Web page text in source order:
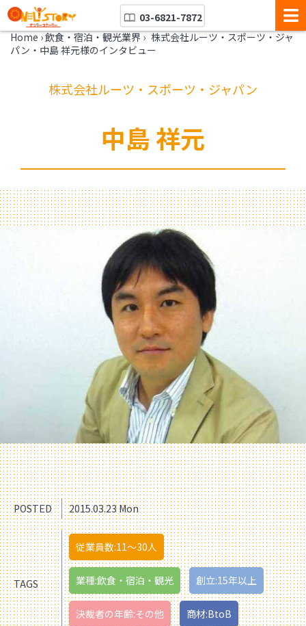
03-6821-7872
Home ›飲食・宿泊・観光業界 › 株式会社ルーツ・スポーツ・ジャ
パン・中島 祥元様のインタビュー
株式会社ルーツ・スポーツ・ジャパン
中島 祥元
POSTED 2015.03.23 Mon
TAGS
従業員数:11〜30人
業種:飲食・宿泊・観光 創立:15年以上
決裁者の年齢:その他 商材:BtoB